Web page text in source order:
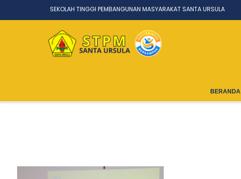
SEKOLAH TINGGI PEMBANGUNAN MASYARAKAT SANTA URSULA
BERANDA